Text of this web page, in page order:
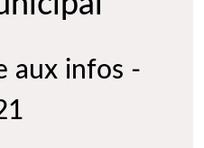
aux infos -